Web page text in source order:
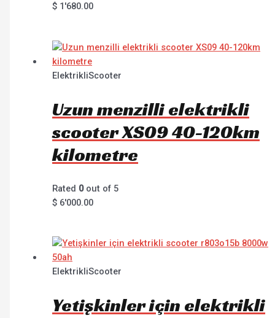
$ 1'680.00
ElektrikliScooter
Uzun menzilli elektrikli
scooter XS09 40-120km
kilometre
Rated 0out of 5
$ 6'000.00
ElektrikliScooter
Yetişkinler için elektrikli